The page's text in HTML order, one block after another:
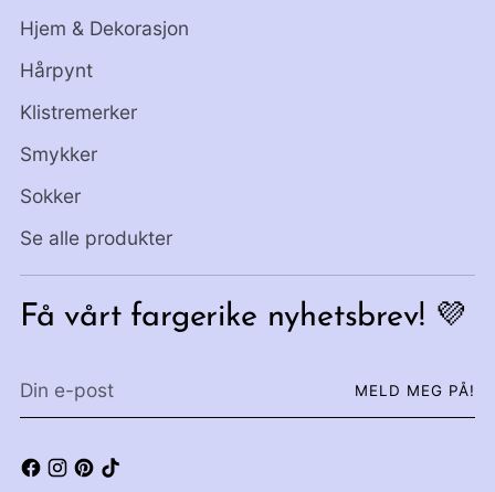
Hjem & Dekorasjon
Hårpynt
Klistremerker
Smykker
Sokker
Se alle produkter
Få vårt fargerike nyhetsbrev! 💜
e-
MELD MEG PÅ!